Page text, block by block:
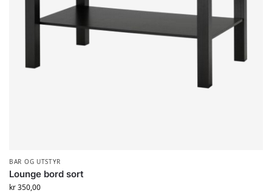
BAR OG UTSTYR
Lounge bord sort
kr350,00